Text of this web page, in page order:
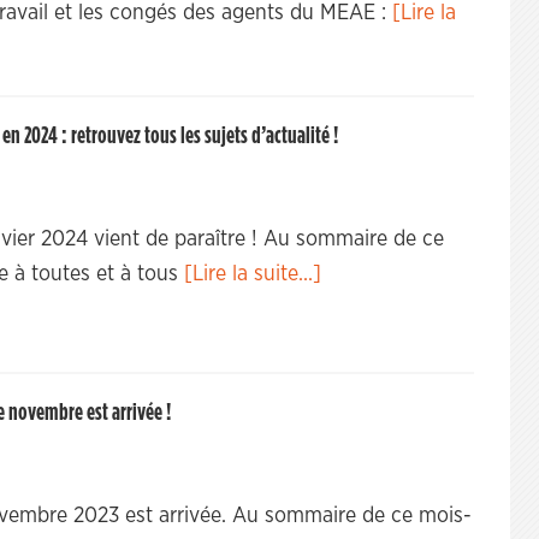
et les congés des agents du MEAE : [Lire la
2024 : retrouvez tous les sujets d’actualité !
2024 vient de paraître ! Au sommaire de ce
à toutes et à tous
[Lire la suite...]
novembre est arrivée !
2023 est arrivée. Au sommaire de ce mois-